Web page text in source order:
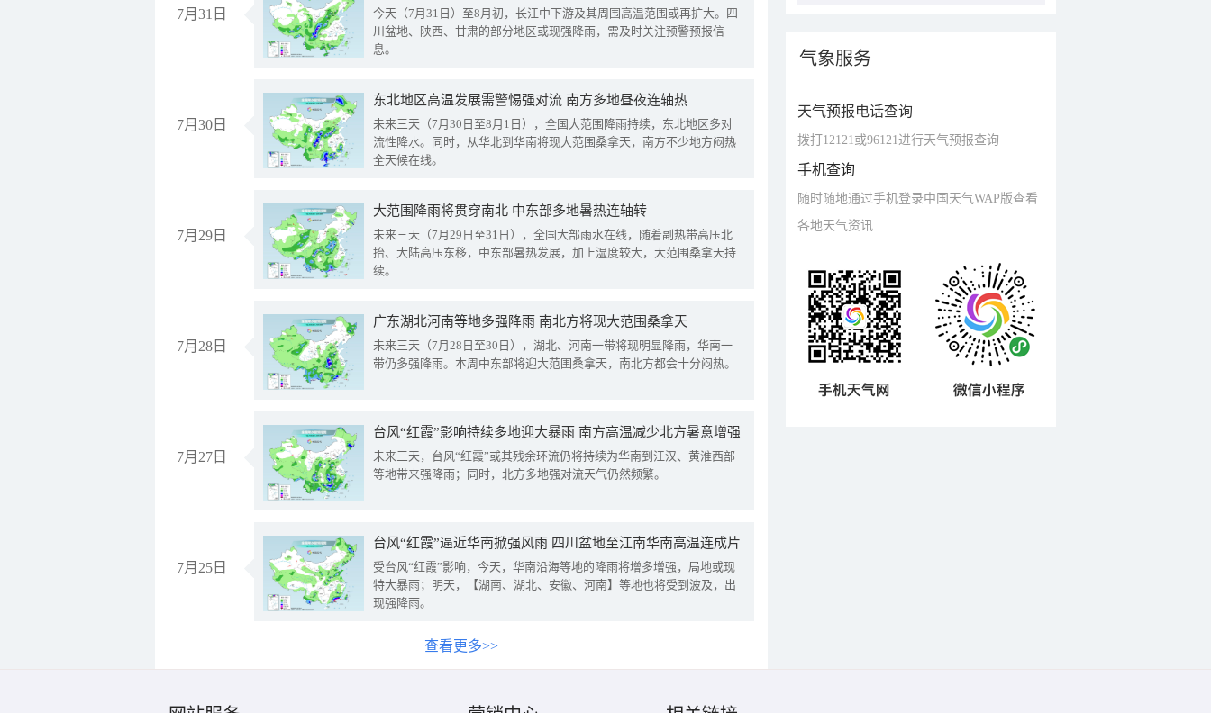
7月31日
今天（7月31日）至8月初，长江中下游及其周围高温范围或再扩大。四
川盆地、陕西、甘肃的部分地区或现强降雨，需及时关注预警预报信
息。
7月30日
东北地区高温发展需警惕强对流 南方多地昼夜连轴热
未来三天（7月30日至8月1日），全国大范围降雨持续，东北地区多对
流性降水。同时，从华北到华南将现大范围桑拿天，南方不少地方闷热
全天候在线。
7月29日
大范围降雨将贯穿南北 中东部多地暑热连轴转
未来三天（7月29日至31日），全国大部雨水在线，随着副热带高压北
抬、大陆高压东移，中东部暑热发展，加上湿度较大，大范围桑拿天持
续。
7月28日
广东湖北河南等地多强降雨 南北方将现大范围桑拿天
未来三天（7月28日至30日），湖北、河南一带将现明显降雨，华南一
带仍多强降雨。本周中东部将迎大范围桑拿天，南北方都会十分闷热。
7月27日
台风“红霞”影响持续多地迎大暴雨 南方高温减少北方暑意增强
未来三天，台风“红霞”或其残余环流仍将持续为华南到江汉、黄淮西部
等地带来强降雨；同时，北方多地强对流天气仍然频繁。
7月25日
台风“红霞”逼近华南掀强风雨 四川盆地至江南华南高温连成片
受台风“红霞”影响，今天，华南沿海等地的降雨将增多增强，局地或现
特大暴雨；明天，【湖南、湖北、安徽、河南】等地也将受到波及，出
现强降雨。
查看更多>>
气象服务
天气预报电话查询
拨打12121或96121进行天气预报查询
手机查询
随时随地通过手机登录中国天气WAP版查看
各地天气资讯